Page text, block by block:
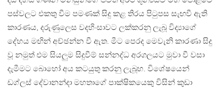
පස්වලට එකතු වීම පමණක් සිදු කළ තිරය පිටුපස සැඟවී ඇති
කාරණය, දරුණුලෙස වදහිංසාවට ලක්කරනු ලැබූ විද්‍යාගේ
දේහය මඟින් අච්ඡන්න වී ඇත. මීට පෙරද මෙවැනි කාරණා සිදු
වූ නමුත් එම සියලුම සිදුවීම් සන්නද්ධ අරගලයට මුවා වී වසා
දැමීමට බොහෝ අය කටයුතු කරනු ලැබූහ. විශේෂයෙන්
ඩග්ලස් දේවානන්දා මහතාගේ පාක්ෂිකයෙකු විසින් කුඩා